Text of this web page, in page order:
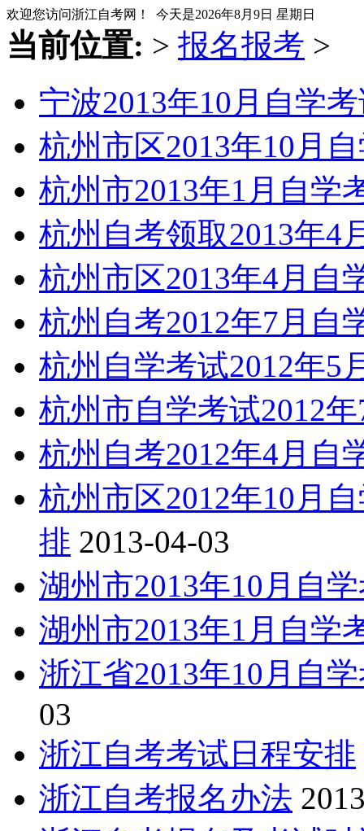
欢迎您访问浙江自考网！ 今天是2026年8月9日 星期日
当前位置: > 报名报考 >
宁波2013年10月自学
杭州市区2013年10月
杭州市2013年1月自学
杭州自考领取2013年4
杭州市区2013年4月自
杭州自考2012年7月自
杭州自学考试2012年5
杭州市自学考试2012
杭州自考2012年4月自
杭州市区2012年10月
排 2013-04-03
湖州市2013年10月自
湖州市2013年1月自学
浙江省2013年10月自
03
浙江自考考试日程安排
浙江自考报名办法